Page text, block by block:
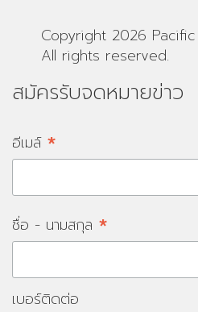
Copyright 2026
All rights reserved.
สมัครรับจดหมายข่าว
อีเมล์ *
ชื่อ - นามสกุล *
เบอร์ติดต่อ